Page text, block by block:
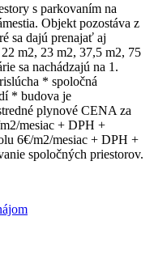
s parkovaním na
Objekt pozostáva z
sa dajú prenajať aj
m2, 23 m2, 37,5 m2, 75
sa nachádzajú na 1.
* spoločná
* budova je
plynové CENA za
mesiac + DPH +
6€/m2/mesiac + DPH +
spoločných priestorov.